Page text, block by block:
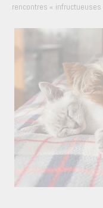
rencontres «